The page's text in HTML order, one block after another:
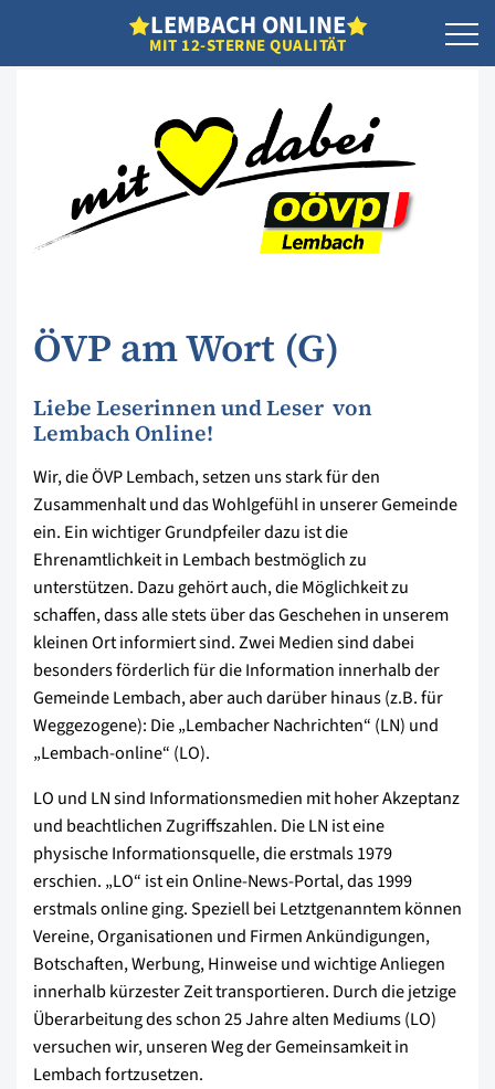
LEMBACH ONLINE
MIT 12-STERNE QUALITÄT
ÖVP am Wort (G)
Liebe Leserinnen und Leser von
Lembach Online!
Wir, die ÖVP Lembach, setzen uns stark für den
Zusammenhalt und das Wohlgefühl in unserer Gemeinde
ein. Ein wichtiger Grundpfeiler dazu ist die
Ehrenamtlichkeit in Lembach bestmöglich zu
unterstützen. Dazu gehört auch, die Möglichkeit zu
schaffen, dass alle stets über das Geschehen in unserem
kleinen Ort informiert sind. Zwei Medien sind dabei
besonders förderlich für die Information innerhalb der
Gemeinde Lembach, aber auch darüber hinaus (z.B. für
Weggezogene): Die „Lembacher Nachrichten“ (LN) und
„Lembach-online“ (LO).
LO und LN sind Informationsmedien mit hoher Akzeptanz
und beachtlichen Zugriffszahlen. Die LN ist eine
physische Informationsquelle, die erstmals 1979
erschien. „LO“ ist ein Online-News-Portal, das 1999
erstmals online ging. Speziell bei Letztgenanntem können
Vereine, Organisationen und Firmen Ankündigungen,
Botschaften, Werbung, Hinweise und wichtige Anliegen
innerhalb kürzester Zeit transportieren. Durch die jetzige
Überarbeitung des schon 25 Jahre alten Mediums (LO)
versuchen wir, unseren Weg der Gemeinsamkeit in
Lembach fortzusetzen.